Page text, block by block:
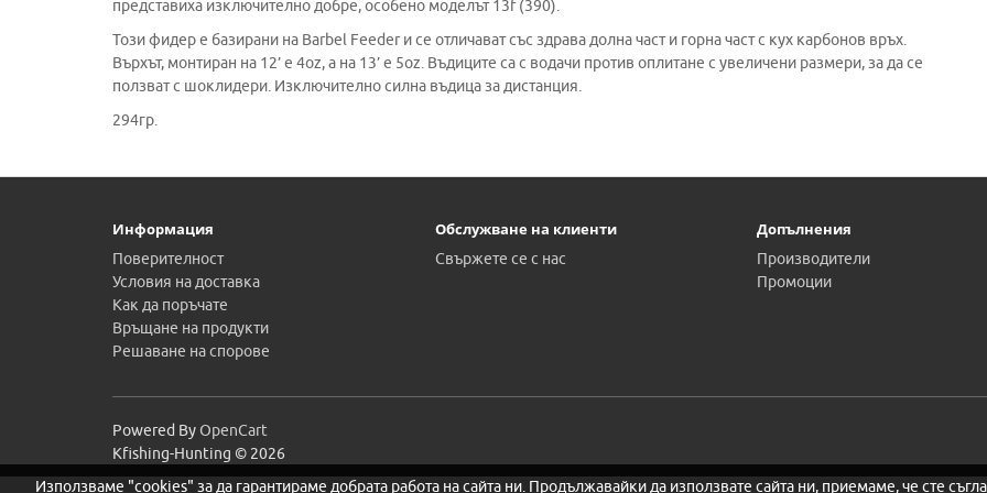
представиха изключително добре, особено моделът 13f (390).
Този фидер е базирани на Barbel Feeder и се отличават със здрава долна част и горна част с кух карбонов връх.
Върхът, монтиран на 12’ е 4oz, а на 13’ е 5oz. Въдиците са с водачи против оплитане с увеличени размери, за да се
ползват с шоклидери. Изключително силна въдица за дистанция.
294гр.
Информация
Поверителност
Условия на доставка
Как да поръчате
Връщане на продукти
Решаване на спорове
Обслужване на клиенти
Свържете се с нас
Допълнения
Производители
Промоции
Powered By OpenCart
Kfishing-Hunting © 2026
Използваме "cookies" за да гарантираме добрата работа на сайта ни. Продължавайки да използвате сайта ни, приемаме, че сте